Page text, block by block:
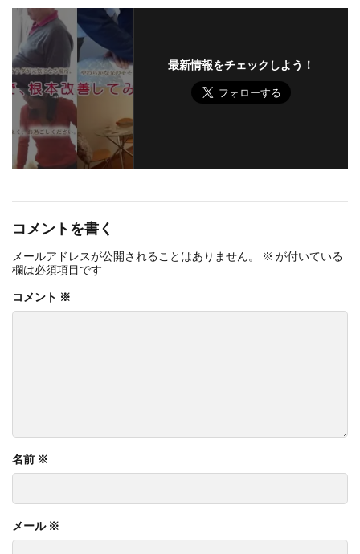
最新情報をチェックしよう！
コメントを書く
メールアドレスが公開されることはありません。 ※ が付いている
欄は必須項目です
コメント ※
名前 ※
メール ※